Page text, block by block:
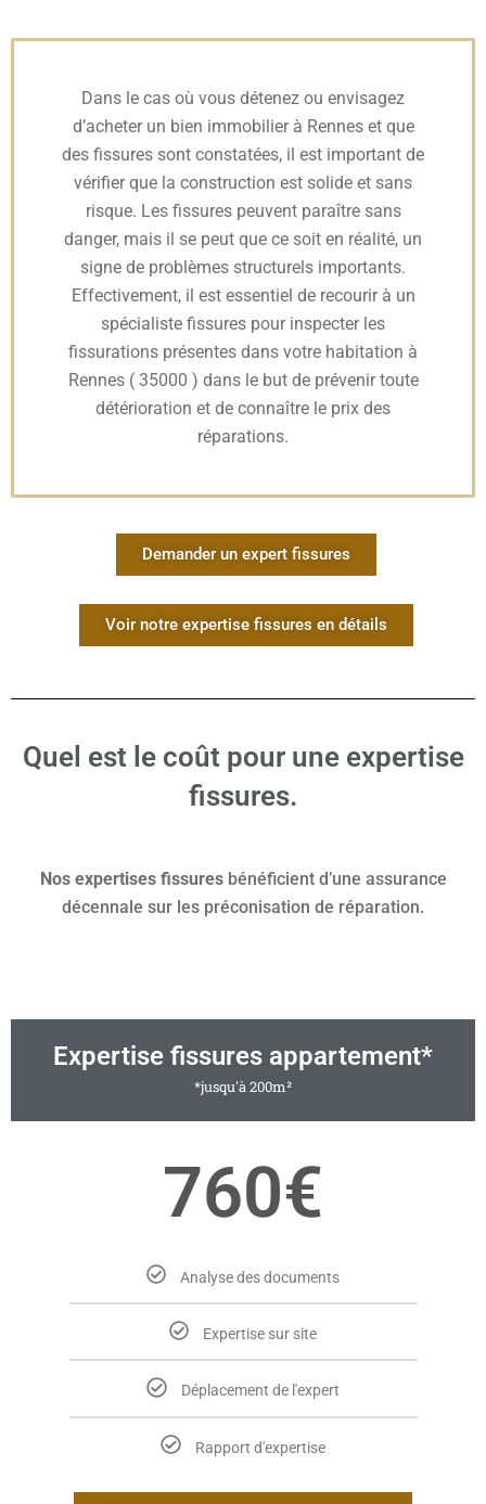
Dans le cas où vous détenez ou envisagez
d’acheter un bien immobilier à Rennes et que
des fissures sont constatées, il est important de
vérifier que la construction est solide et sans
risque. Les fissures peuvent paraître sans
danger, mais il se peut que ce soit en réalité, un
signe de problèmes structurels importants.
Effectivement, il est essentiel de recourir à un
spécialiste fissures pour inspecter les
fissurations présentes dans votre habitation à
Rennes ( 35000 ) dans le but de prévenir toute
détérioration et de connaître le prix des
réparations.
Demander un expert fissures
Voir notre expertise fissures en détails
Quel est le coût pour une expertise
fissures.
Nos expertises fissuresbénéficient d’une assurance
décennale sur les préconisation de réparation.
Expertise fissures appartement*
*jusqu'à 200m²
760€
Analyse des documents
Expertise sur site
Déplacement de l'expert
Rapport d'expertise